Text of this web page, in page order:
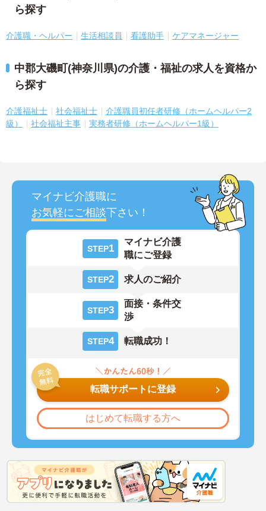
ら探す
介護職・ヘルパー 生活相談員 看護助手 ケアマネージャー
中郡大磯町(神奈川県)の介護・福祉の求人を資格か
ら探す
介護福祉士 社会福祉士
介護職員初任者研修（ホームヘルパー2
級）
社会福祉主事 実務者研修（ホームヘルパー1級）
マイナビ介護職に
お気軽にご相談下さい！
STEP1
マイナビ介護
職にご登録
STEP2 求人のご紹介
STEP3
面接・条件交
渉
STEP4 転職成功！
転職サポートに登録
はじめて転職する方へ